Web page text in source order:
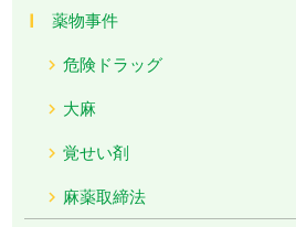
薬物事件
危険ドラッグ
大麻
覚せい剤
麻薬取締法